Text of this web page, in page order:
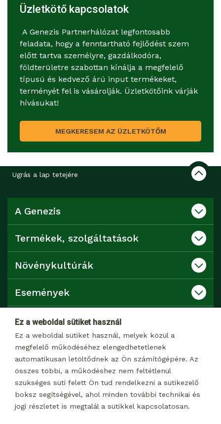
Ez a weboldal sütiket használ
Ez a weboldal sütiket használ, melyek közül a
megfelelő működéséhez elengedhetetlenek
automatikusan letöltődnek az Ön számítógépére. Az
összes többi, a működéshez nem feltétlenül
szükséges süti felett Ön tud rendelkezni a sütikezelő
boksz segítségével, ahol minden további technikai és
jogi részletet is megtalál a sütikkel kapcsolatosan.
Üzletkötő kapcsolatok
A Genezis Partnerhálózat legfontosabb
feladata, hogy a fenntartható fejlődést szem
előtt tartva személyre, gazdálkodóra,
földterületre szabottan kínálja a megfelelő
típusú és kedvező árú input termékeket,
terményét fel is vásárolják. Üzletkötőink várják
hívásukat!
MEGKERESEM AZ ÜZLETKÖTŐM
Ugrás a lap tetejére
A Genezis
Termékek, szolgáltatások
Növénykultúrák
Események
Katalógusok
Kapcsolat
Dokumentumtár